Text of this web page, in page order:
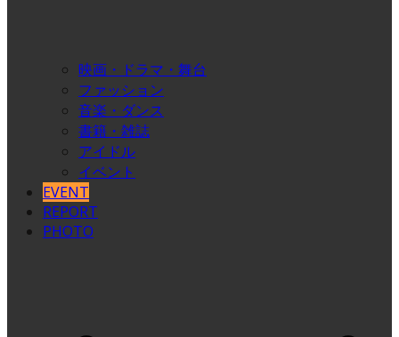
映画・ドラマ・舞台
ファッション
音楽・ダンス
書籍・雑誌
アイドル
イベント
EVENT
REPORT
PHOTO